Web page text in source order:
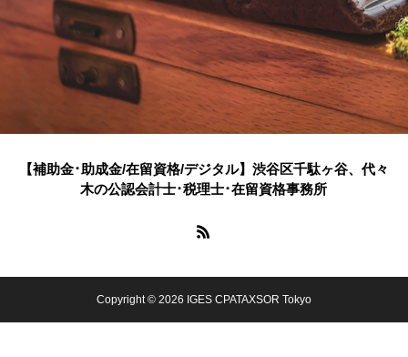
【補助金･助成金/在留資格/デジタル】渋谷区千駄ヶ谷、代々
木の公認会計士･税理士･在留資格事務所
Copyright © 2026 IGES CPATAXSOR Tokyo